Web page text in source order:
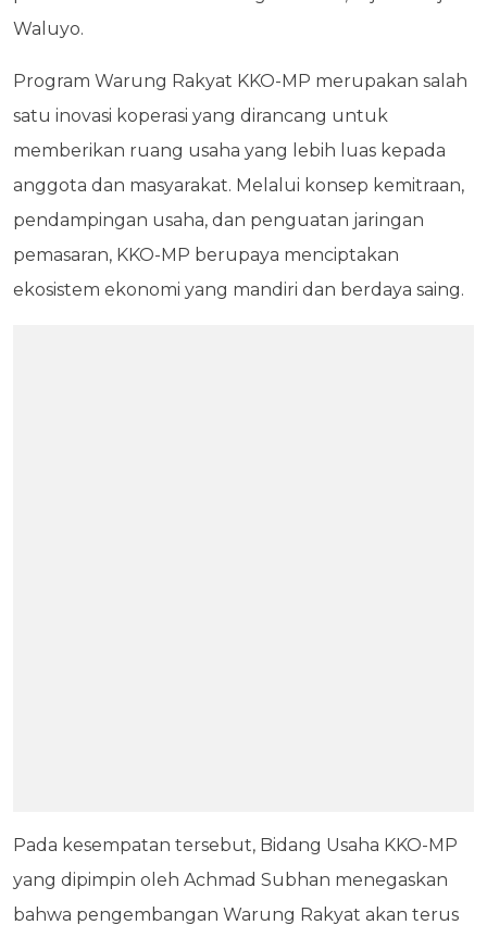
Waluyo.
Program Warung Rakyat KKO-MP merupakan salah
satu inovasi koperasi yang dirancang untuk
memberikan ruang usaha yang lebih luas kepada
anggota dan masyarakat. Melalui konsep kemitraan,
pendampingan usaha, dan penguatan jaringan
pemasaran, KKO-MP berupaya menciptakan
ekosistem ekonomi yang mandiri dan berdaya saing.
Pada kesempatan tersebut, Bidang Usaha KKO-MP
yang dipimpin oleh Achmad Subhan menegaskan
bahwa pengembangan Warung Rakyat akan terus